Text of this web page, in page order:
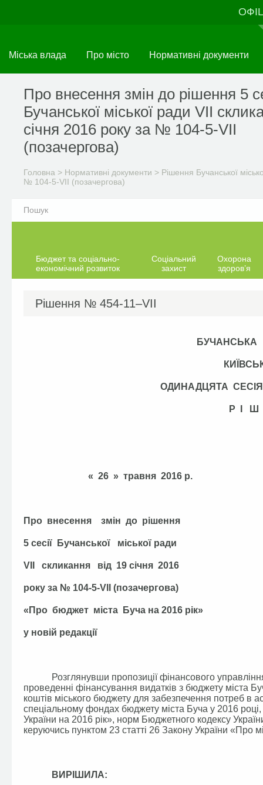
Міська влада Про місто Нормативні документи
Про внесення змін до рішення 5
Бучанської міської ради VІI
січня 2016 року за № 104-5-VІI
(позачергова)
Головна > Нормативні документи > Рішення Бучанської
№ 104-5-VІI (позачергова)
Бюджет та соціально-
економічний розвиток
Соціальний
захист
Охорона
здоров’я
Рішення № 454-11–VІI
ОДИНАДЦЯТА
Р І
« 26 » травня
Про внесення змін до рішення
5 сесії Бучанської міської ради
VІI скликання від 19 січня 2016
року за № 104-5-VІI (позачергова)
«Про бюджет міста Буча на 2016 рік»
у новій редакції
Розглянувши пропозиції фінансового управління
проведенні фінансування видатків з бюджету міста
коштів міського бюджету для забезпечення потреб в
спеціальному фондах бюджету міста Буча у 2016
України на 2016 рік», норм Бюджетного кодексу
керуючись пунктом 23 статті 26 Закону України «Про
ВИРІШИЛА: